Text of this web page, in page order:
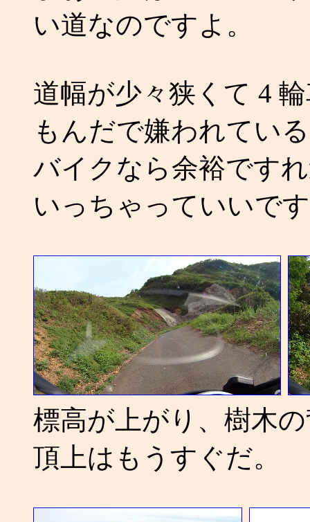
い道なのですよ。
道幅が少々狭くて 4
もんだで嫌われてい
バイクなら余裕です
いっちゃっていいで
標高が上がり、樹木
頂上はもうすぐだ。